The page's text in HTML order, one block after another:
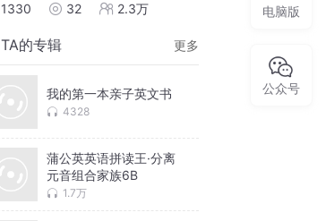
1330 32 2.3万
TA的专辑 更多
我的第一本亲子英文书
4328
蒲公英英语拼读王·分离
元音组合家族6B
1.7万
电脑版
公众号